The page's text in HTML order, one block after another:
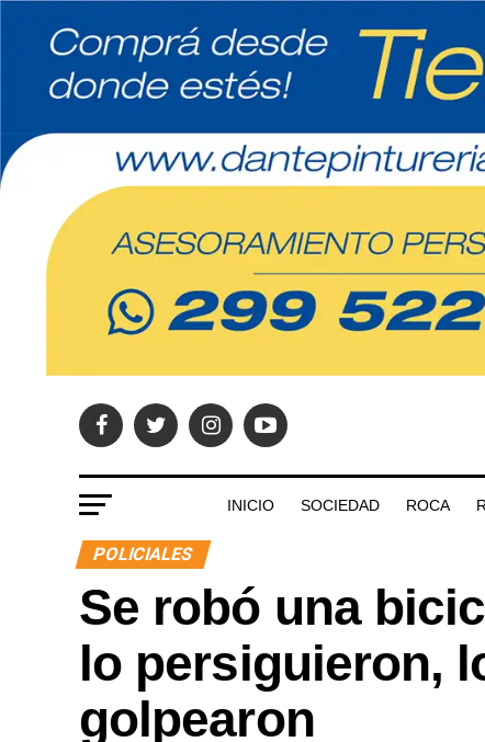
INICIO SOCIEDAD ROCA
POLICIALES
Se robó una
lo persiguieron,
golpearon